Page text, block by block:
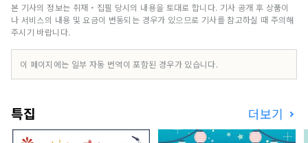
본 기사의 정보는 취재・집필 당시의 내용을 토대로 합니다. 기사 공개 후 상품이
나 서비스의 내용 및 요금이 변동되는 경우가 있으므로 기사를 참고하실 때 주의해
주시기 바랍니다.
이 페이지에는 일부 자동 번역이 포함된 경우가 있습니다.
특집 더보기